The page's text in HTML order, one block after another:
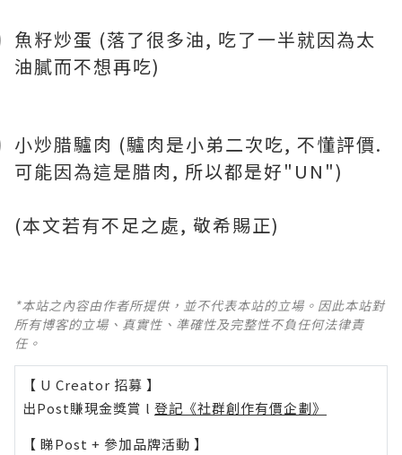
魚籽炒蛋 (落了很多油, 吃了一半就因為太
油膩而不想再吃)
小炒腊驢肉 (驢肉是小弟二次吃, 不懂評價.
可能因為這是腊肉, 所以都是好"UN")
(本文若有不足之處, 敬希賜正)
*本站之內容由作者所提供，並不代表本站的立場。因此本站對
所有博客的立場、真實性、準確性及完整性不負任何法律責
任。
【 U Creator 招募 】
出Post賺現金獎賞 l 登記《社群創作有價企劃》
【 睇Post + 參加品牌活動 】